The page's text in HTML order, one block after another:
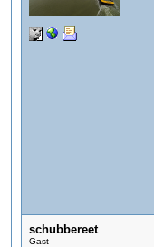
schubbereet
Gast